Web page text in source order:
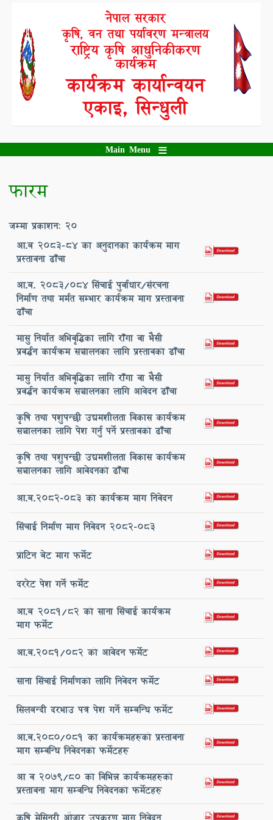
content
नेपाल सरकार
कृषि, वन तथा पर्यावरण मन्त्रालय
राष्ट्रिय कृषि आधुनिकीकरण
कार्यक्रम
कार्यक्रम कार्यान्वयन
एकाइ, सिन्धुली
Main Menu
फारम
जम्मा प्रकाशन: 20
आ.ब 2083-84 का अनुदानका कार्यक्रम माग
प्रस्तावना ढाँचा
आ.ब. 2083/084 सिंचाई पुर्वाधार/संरचना
निर्माण तथा मर्मत सम्भार कार्यक्रम माग प्रस्तावना
ढाँचा
मासु निर्यात अभिवृद्धिका लागि राँगा वा भैसी
प्रवर्द्धन कार्यक्रम सञ्चालनका लागि प्रस्तावको ढाँचा
मासु निर्यात अभिवृद्धिका लागि राँगा वा भैसी
प्रवर्द्धन कार्यक्रम सञ्चालनका लागि आवेदन ढाँचा
कृषि तथा पशुपन्छी उद्यमशीलता विकास कार्यक्रम
सञ्चालनका लागि पेश गर्नु पर्ने प्रस्तावको ढाँचा
कृषि तथा पशुपन्छी उद्यमशीलता विकास कार्यक्रम
सञ्चालनका लागि आवेदनको ढाँचा
आ.ब.2082-083 को कार्यक्रम माग निवेदन
सिंचाई निर्माण माग निवेदन 2082-083
प्रोटिन बेट माग फर्मेट
दररेट पेश गर्ने फर्मेट
आ.ब 2081/82 को साना सिंचाई कार्यक्रम
माग फर्मेट
आ.ब.2081/082 को आवेदन फर्मेट
साना सिंचाई निर्माणको लागि निवेदन फर्मेट
सिलबन्दी दरभाउ पत्र पेश गर्ने सम्बन्धि फर्मेट
आ.ब.2080/081 का कार्यक्रमहरुको प्रस्तावना
माग सम्वन्धि निवेदनको फर्मेटहरु
आ व २०७९/८० को विभिन्न कार्यक्रमहरुको
प्रस्तावना माग सम्वन्धि निवेदनको फर्मेटहरु